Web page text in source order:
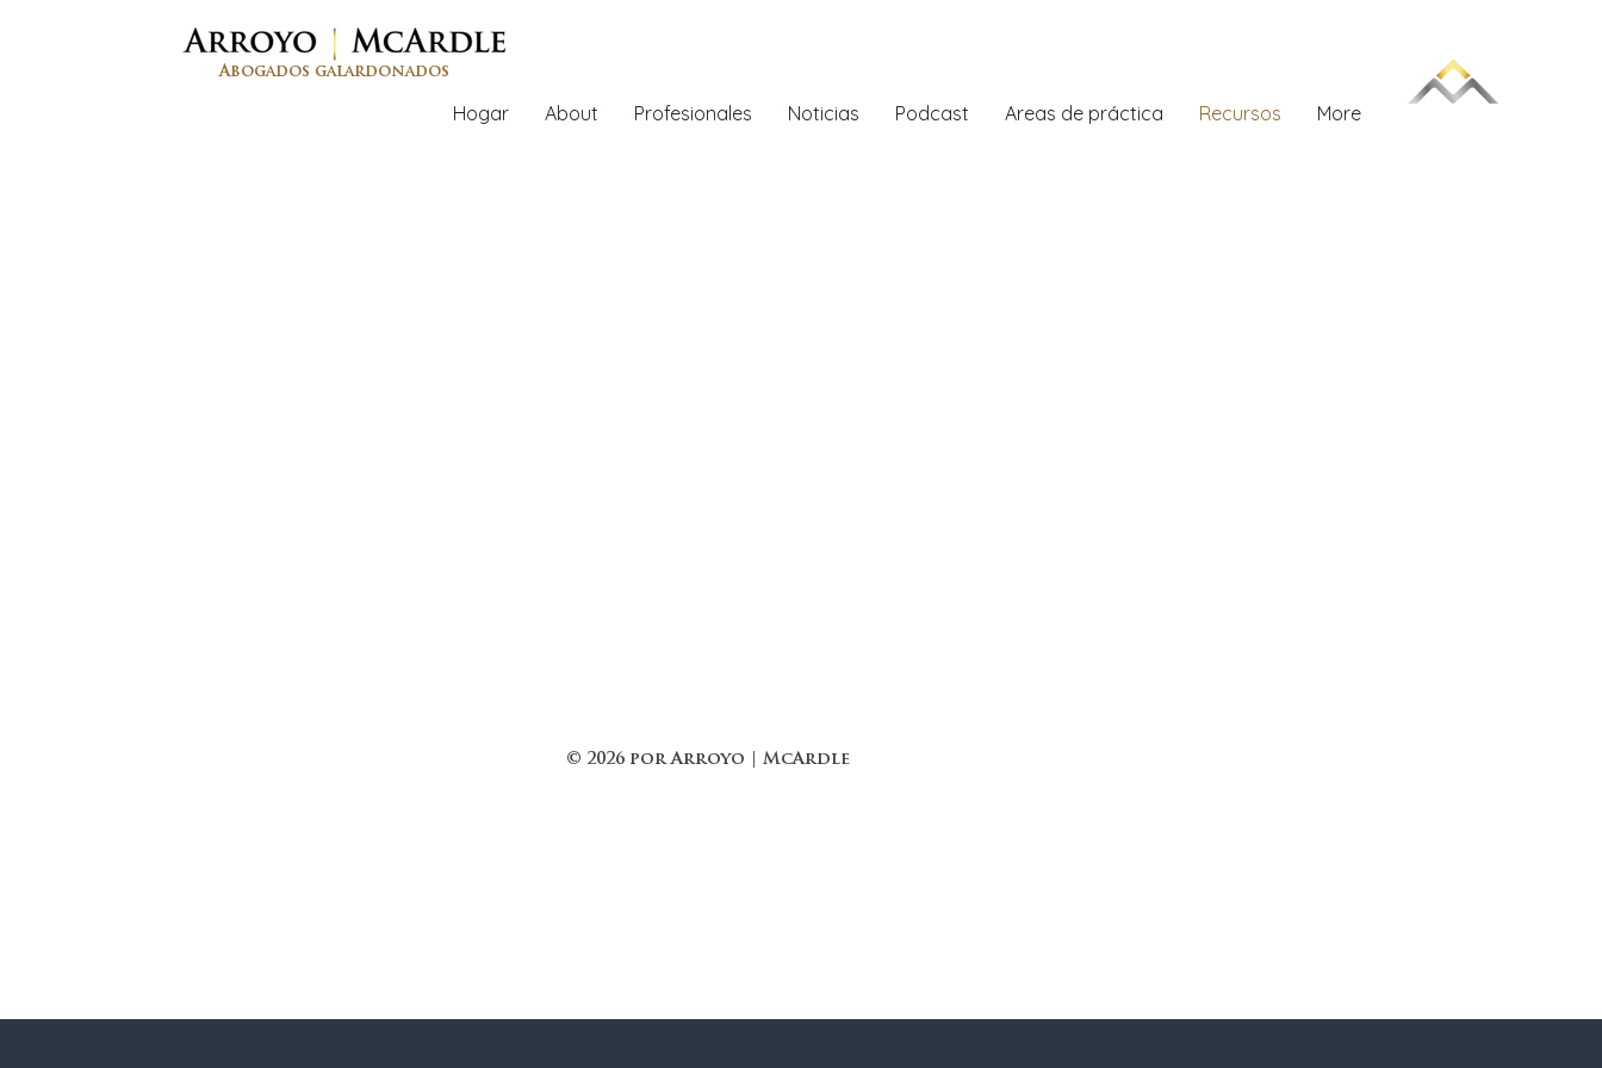
Abogados galardonados
Hogar About Profesionales Noticias Podcast Areas de práctica Recursos More
© 2026 por Arroyo | McArdle